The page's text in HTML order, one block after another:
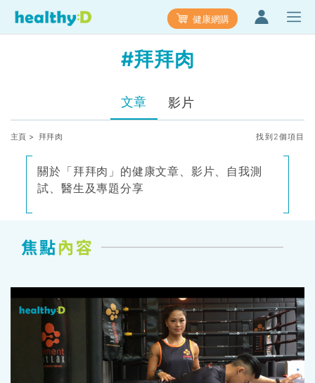
健康網購
#拜拜肉
文章 影片
主頁 > 拜拜肉 找到2個項目
關於「拜拜肉」的健康文章、影片、自我測
試、醫生及專題分享